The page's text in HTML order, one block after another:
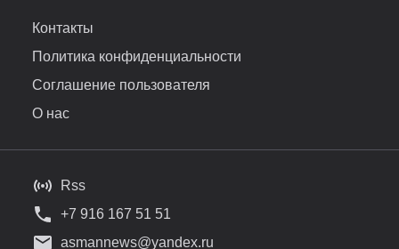
Контакты
Политика конфиденциальности
Соглашение пользователя
О нас
Rss
+7 916 167 51 51
asmannews@yandex.ru